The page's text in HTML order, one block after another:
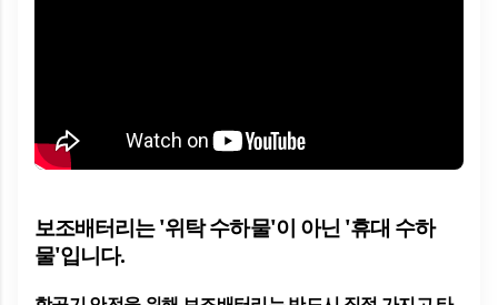
보조배터리는 '위탁 수하물'이 아닌 '휴대 수하
물'입니다.